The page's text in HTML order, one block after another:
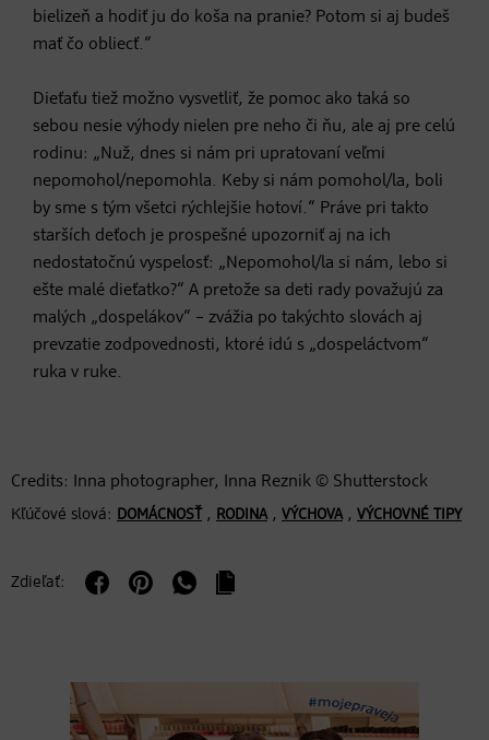
bielizeň a hodiť ju do koša na pranie? Potom si aj budeš
mať čo obliecť.“
Dieťaťu tiež možno vysvetliť, že pomoc ako taká so
sebou nesie výhody nielen pre neho či ňu, ale aj pre celú
rodinu: „Nuž, dnes si nám pri upratovaní veľmi
nepomohol/nepomohla. Keby si nám pomohol/la, boli
by sme s tým všetci rýchlejšie hotoví.“ Práve pri takto
starších deťoch je prospešné upozorniť aj na ich
nedostatočnú vyspelosť: „Nepomohol/la si nám, lebo si
ešte malé dieťatko?“ A pretože sa deti rady považujú za
malých „dospelákov“ – zvážia po takýchto slovách aj
prevzatie zodpovednosti, ktoré idú s „dospeláctvom“
ruka v ruke.
Credits: Inna photographer, Inna Reznik © Shutterstock
Kľúčové slová: DOMÁCNOSŤ, RODINA, VÝCHOVA, VÝCHOVNÉ TIPY
Zdieľať: